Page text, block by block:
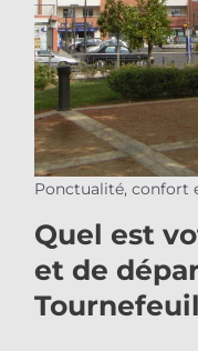
Ponctualité, confort
Quel est
et de